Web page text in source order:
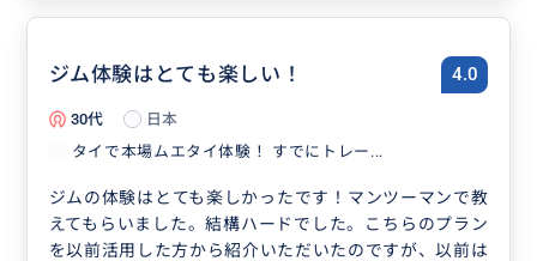
ジム体験はとても楽しい！ 4.0
30代
日本
タイで本場ムエタイ体験！ すでにトレー...
ジムの体験はとても楽しかったです！マンツーマンで教
えてもらいました。結構ハードでした。こちらのプラン
を以前活用した方から紹介いただいたのですが、以前は